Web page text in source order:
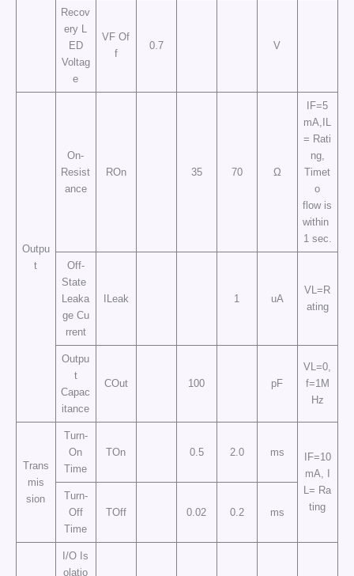
Recov
ery L
ED
Voltag
e
VF Of
f
0.7 V
Outpu
t
On-
Resist
ance
ROn 35 70 Ω
IF=5
mA,IL
= Rati
ng,
Timet
o
flow is
within
1 sec.
Off-
State
Leaka
ge Cu
rrent
ILeak 1 uA
VL=R
ating
Outpu
t
Capac
itance
COut 100 pF
VL=0,
f=1M
Hz
Trans
mis
sion
Turn-
On
Time
TOn 0.5 2.0 ms
IF=10
mA, I
L= Ra
ting
Turn-
Off
Time
TOff 0.02 0.2 ms
I/O Is
olatio